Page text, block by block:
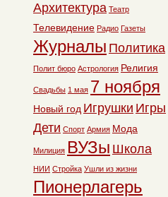
Архитектура Театр
Телевидение Радио Газеты
Журналы Политика
Полит бюро Астрология Религия
Свадьбы 1 мая 7 ноября
Новый год Игрушки Игры
Дети Спорт Армия Мода
Милиция ВУЗы Школа
НИИ Стройка Ушли из жизни
Пионерлагерь